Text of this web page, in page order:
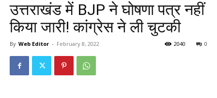
उत्तराखंड में BJP ने घोषणा पत्र नहीं
किया जारी! कांग्रेस ने ली चुटकी
By Web Editor - February 8, 2022 0
2040